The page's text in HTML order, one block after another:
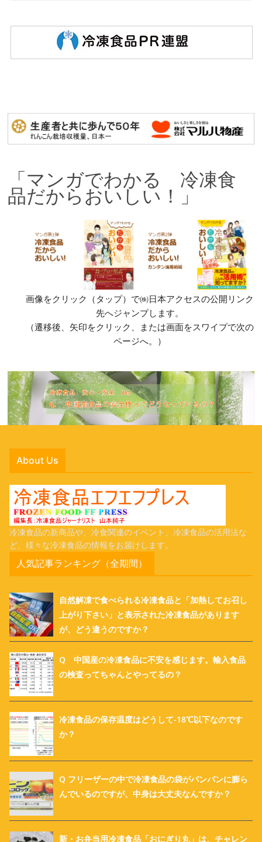
「マンガでわかる 冷凍食
品だからおいしい！」
画像をクリック（タップ）で㈱日本アクセスの公開リンク
先へジャンプします。
（遷移後、矢印をクリック、または画面をスワイプで次の
ページへ。）
About Us
冷凍食品の新商品や、冷食関連のイベント、冷凍食品の活用法な
ど、様々な冷凍食品の情報をお届けします。
人気記事ランキング（全期間）
自然解凍で食べられる冷凍食品と「加熱してお召し
上がり下さい」と表示された冷凍食品があります
が、どう違うのですか？
Q 中国産の冷凍食品に不安を感じます。輸入食品
の検査ってちゃんとやってるの？
冷凍食品の保存温度はどうして-18℃以下なのです
か？
Q フリーザーの中で冷凍食品の袋がパンパンに膨ら
んでいるのですが、中身は大丈夫なんですか？
新・お弁当用冷凍食品「おにぎり丸」は、チャレン